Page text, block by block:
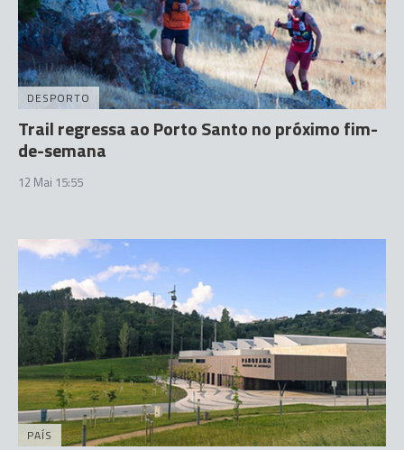
DESPORTO
Trail regressa ao Porto Santo no próximo fim-
de-semana
12 Mai 15:55
PAÍS